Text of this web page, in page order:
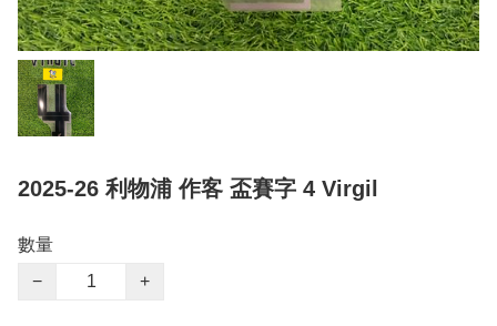
2025-26 利物浦 作客 盃賽字 4 Virgil
數量
−
+